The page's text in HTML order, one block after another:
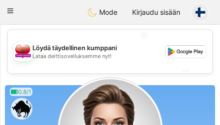
Maroc Dating
Toggle
Mode Kirjaudu sisään
💖
💕
Löydä täydellinen kumppani
Lataa deittisovelluksemme nyt!
0.8/1